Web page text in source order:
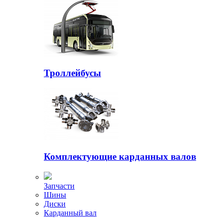
Троллейбусы
Комплектующие карданных валов
Запчасти
Шины
Диски
Карданный вал